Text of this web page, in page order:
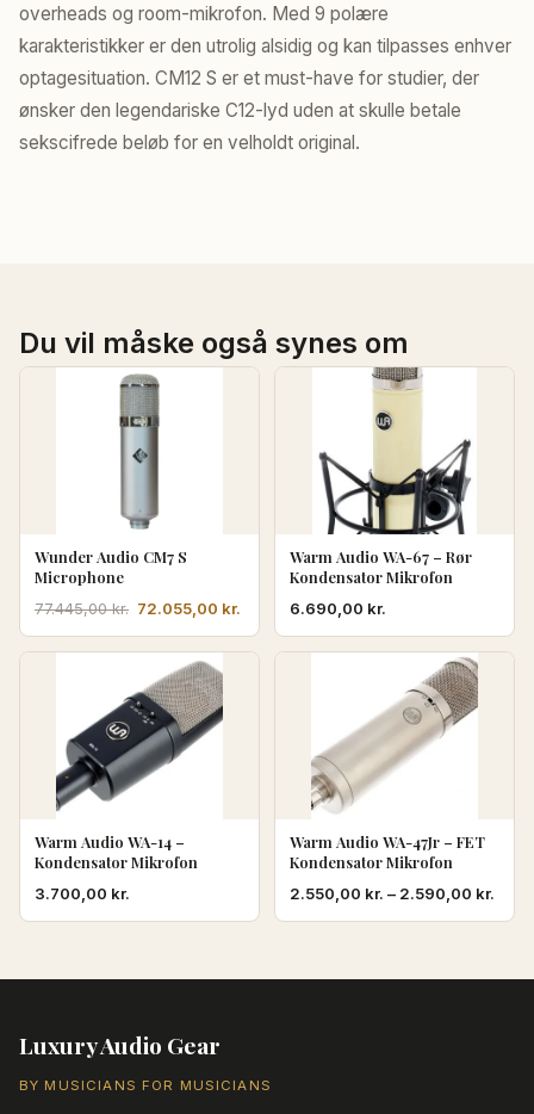
overheads og room-mikrofon. Med 9 polære
karakteristikker er den utrolig alsidig og kan tilpasses enhver
optagesituation. CM12 S er et must-have for studier, der
ønsker den legendariske C12-lyd uden at skulle betale
sekscifrede beløb for en velholdt original.
Du vil måske også synes om
Wunder Audio CM7 S
Microphone
77.445,00kr. Den
oprindelige
pris
var:
77.445,00 kr..
72.055,00 kr.
aktuelle
pris
Warm Audio WA-67 – Rør
Kondensator Mikrofon
6.690,00 kr.
Warm Audio WA-14 –
Kondensator Mikrofon
3.700,00 kr.
Warm Audio WA-47Jr – FET
Kondensator Mikrofon
2.550,00 kr. – 2.590,00 kr.
Luxury Audio Gear
BY MUSICIANS FOR MUSICIANS